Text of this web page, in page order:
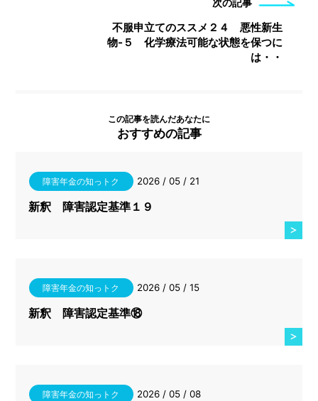
次の記事
不服申立てのススメ２４ 悪性新生
物-５ 化学療法可能な状態を保つに
は・・
この記事を読んだあなたに
おすすめの記事
障害年金の知っトク 2026 / 05 / 21
新釈 障害認定基準１９
障害年金の知っトク 2026 / 05 / 15
新釈 障害認定基準⑱
障害年金の知っトク 2026 / 05 / 08